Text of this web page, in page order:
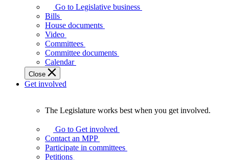
Assembly
makes
laws
affect
Ontarians.
Go to Legislative business
Bills
House documents
Video
Committees
Committee documents
Calendar
Close
Get involved
Legislature
works
best
when
The Legislature works best when you get involved.
Go to Get involved
Contact an MPP
Participate in committees
Petitions